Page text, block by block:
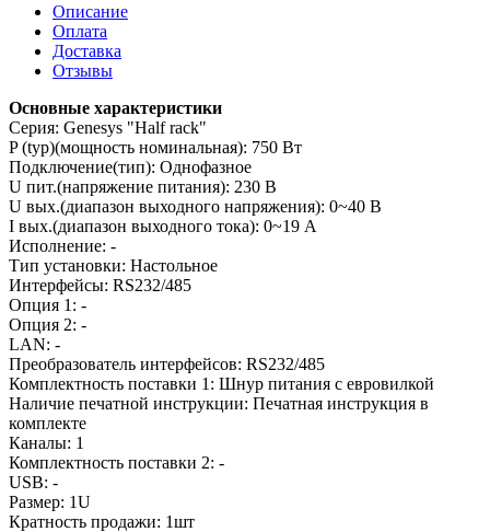
Описание
Оплата
Доставка
Отзывы
Основные характеристики
Серия: Genesys "Half rack"
P (typ)(мощность номинальная): 750 Вт
Подключение(тип): Однофазное
U пит.(напряжение питания): 230 В
U вых.(диапазон выходного напряжения): 0~40 В
I вых.(диапазон выходного тока): 0~19 А
Исполнение: -
Тип установки: Настольное
Интерфейсы: RS232/485
Опция 1: -
Опция 2: -
LAN: -
Преобразователь интерфейсов: RS232/485
Комплектность поставки 1: Шнур питания с евровилкой
Наличие печатной инструкции: Печатная инструкция в
комплекте
Каналы: 1
Комплектность поставки 2: -
USB: -
Размер: 1U
Кратность продажи: 1шт